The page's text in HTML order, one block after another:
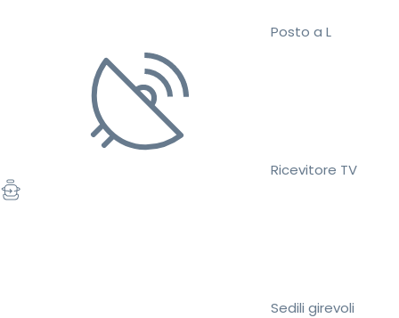
Posto a L
Ricevitore TV
Sedili girevoli